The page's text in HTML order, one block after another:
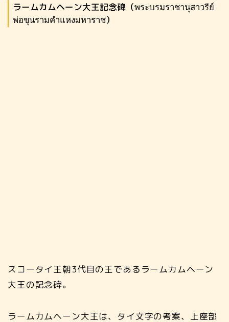
ラームカムヘーン大王記念碑（พระบรมราชานุสาวรีย์
พ่อขุนรามคำแหงมหาราช）
スコータイ王朝3代目の王であるラームカムヘーン
大王の記念碑。
ラームカムヘーン大王は、タイ文字の考案、上座部